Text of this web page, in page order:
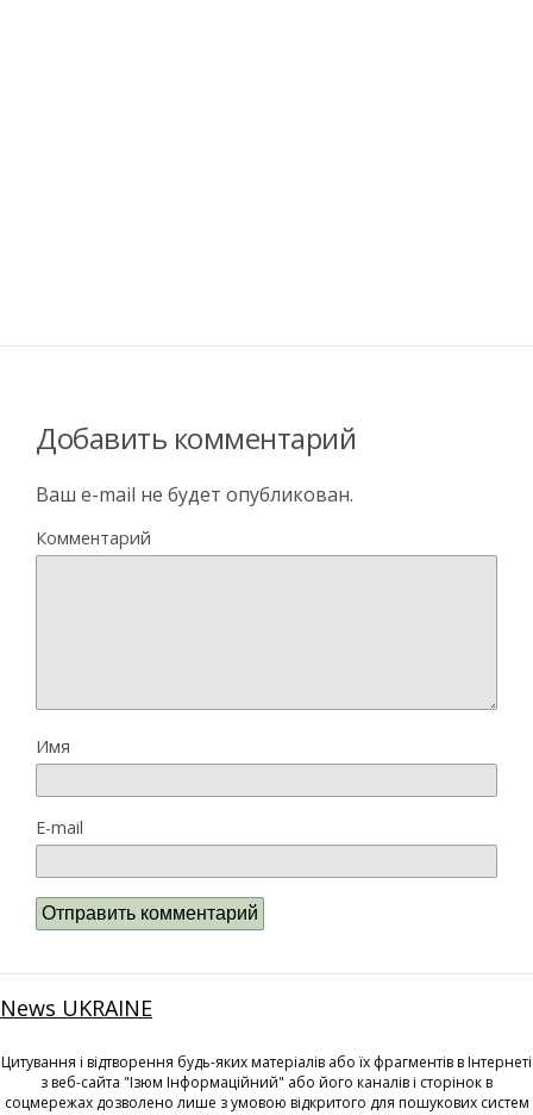
Добавить комментарий
Ваш e-mail не будет опубликован.
Комментарий
Имя
E-mail
News UKRAINE
Цитування і відтворення будь-яких матеріалів або їх фрагментів в Інтернеті
з веб-сайта "Ізюм Інформаційний" або його каналів і сторінок в
соцмережах дозволено лише з умовою відкритого для пошукових систем